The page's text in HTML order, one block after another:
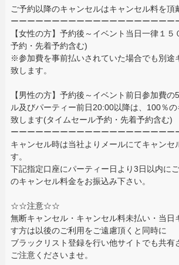
ご予約以降のキャンセルはキャンセル料を頂
ーーーーーーーーーーーーーーーーーーーー
【女性の方】予約後～イベント当日一律１
予約・先着予約含む)
※参加費を事前払いされていた場合でも別途
致します。
【男性の方】予約後～イベント前日参加費
ル及びパーティー前日20:00以降は、100％
致します(タイムセール予約・先着予約含む)
ーーーーーーーーーーーーーーーーーーーー
キャンセル時は当社よりメールにてキャンセ
す。
下記指定口座にパーティー日より3日以内に
のキャンセル料金をお振込み下さい。
☆☆注意☆☆
無断キャンセル・キャンセル料未払い・当日
す方は以後のご利用をご遠慮頂くと同時に
ブラックリスト登録を行い他サイトでも共有
ご注意くださいませ。